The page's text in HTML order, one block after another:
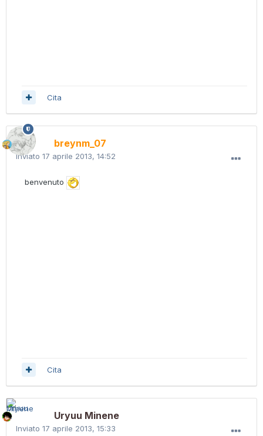
Cita
breynm_07
Inviato 17 aprile 2013, 14:52
benvenuto
Cita
Uryuu Minene
Inviato 17 aprile 2013, 15:33